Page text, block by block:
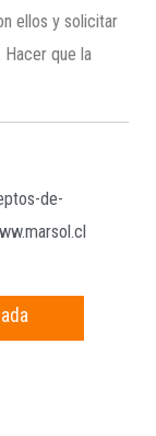
ellos y solicitar
que la
de-